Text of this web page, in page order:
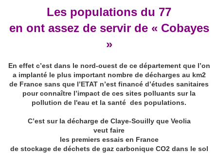
Les populations du 77
en ont assez de servir de « Cobayes
»
En effet c’est dans le nord-ouest de ce département que l’on
a implanté le plus important nombre de décharges au km2
de France sans que l’ETAT n’est financé d’études sanitaires
pour connaître l’impact de ces sites polluants sur la
pollution de l'eau et la santé des populations.
C’est sur la décharge de Claye-Souilly que Veolia
veut faire
les premiers essais en France
de stockage de déchets de gaz carbonique CO2 dans le sol